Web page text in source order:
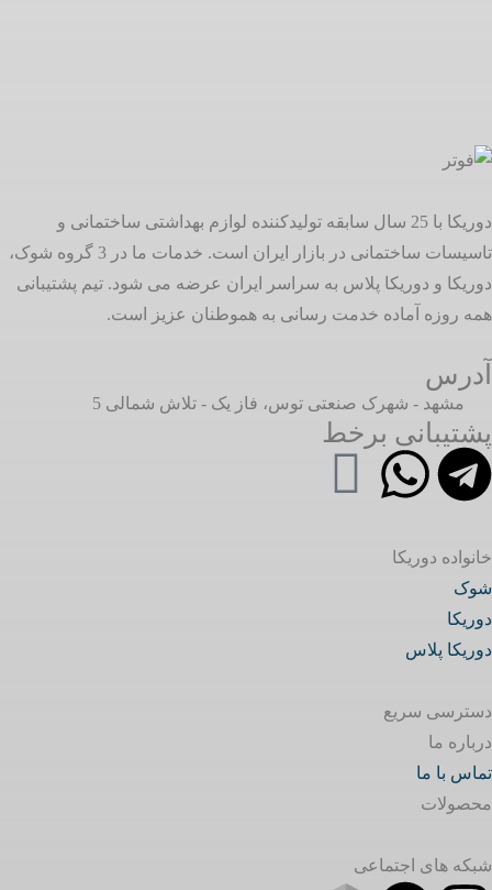
دوریکا با 25 سال سابقه تولیدکننده لوازم بهداشتی ساختمانی و
تاسیسات ساختمانی در بازار ایران است. خدمات ما در 3 گروه شوک،
دوریکا و دوریکا پلاس به سراسر ایران عرضه می شود. تیم پشتیبانی
همه روزه آماده خدمت رسانی به هموطنان عزیز است.
آدرس
مشهد - شهرک صنعتی توس، فاز یک - تلاش شمالی 5
پشتیبانی برخط
خانواده دوریکا
شوک
دوریکا
دوریکا پلاس
دسترسی سریع
درباره ما
تماس با ما
محصولات
شبکه های اجتماعی